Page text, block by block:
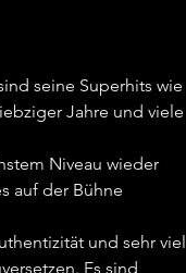
seine Superhits wie
Jahre und viele
Niveau wieder
auf der Bühne
und sehr viel
Es sind